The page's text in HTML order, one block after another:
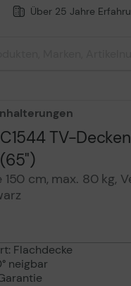
Über 25 Jahre
TV-
150 cm, max. 80 kg,
Flachdecke
neigbar